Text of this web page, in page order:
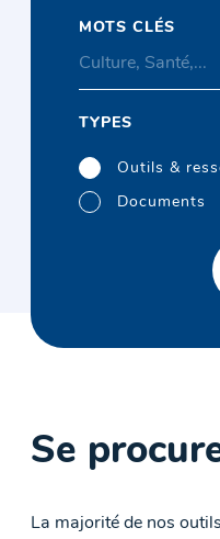
MOTS CLÉS
TYPES
Outils &
Documents
Se
La majorité de nos